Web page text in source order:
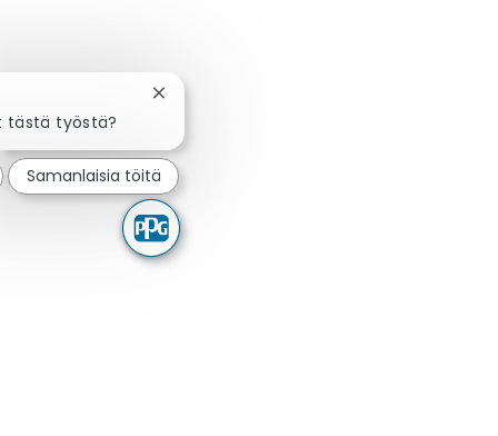
tästä työstä?
Sulje chatbot-ilmoitus
Samanlaisia töitä